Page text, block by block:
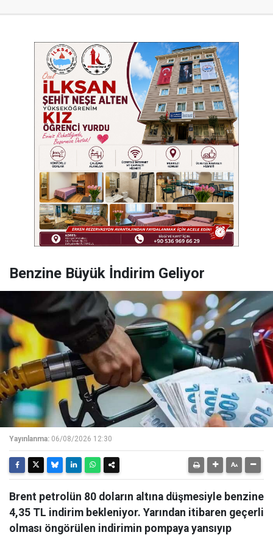
Benzine Büyük İndirim Geliyor
Yayınlanma: 06/08/2026 12:30
Brent petrolün 80 doların altına düşmesiyle benzine
4,35 TL indirim bekleniyor. Yarından itibaren geçerli
olması öngörülen indirimin pompaya yansıyıp